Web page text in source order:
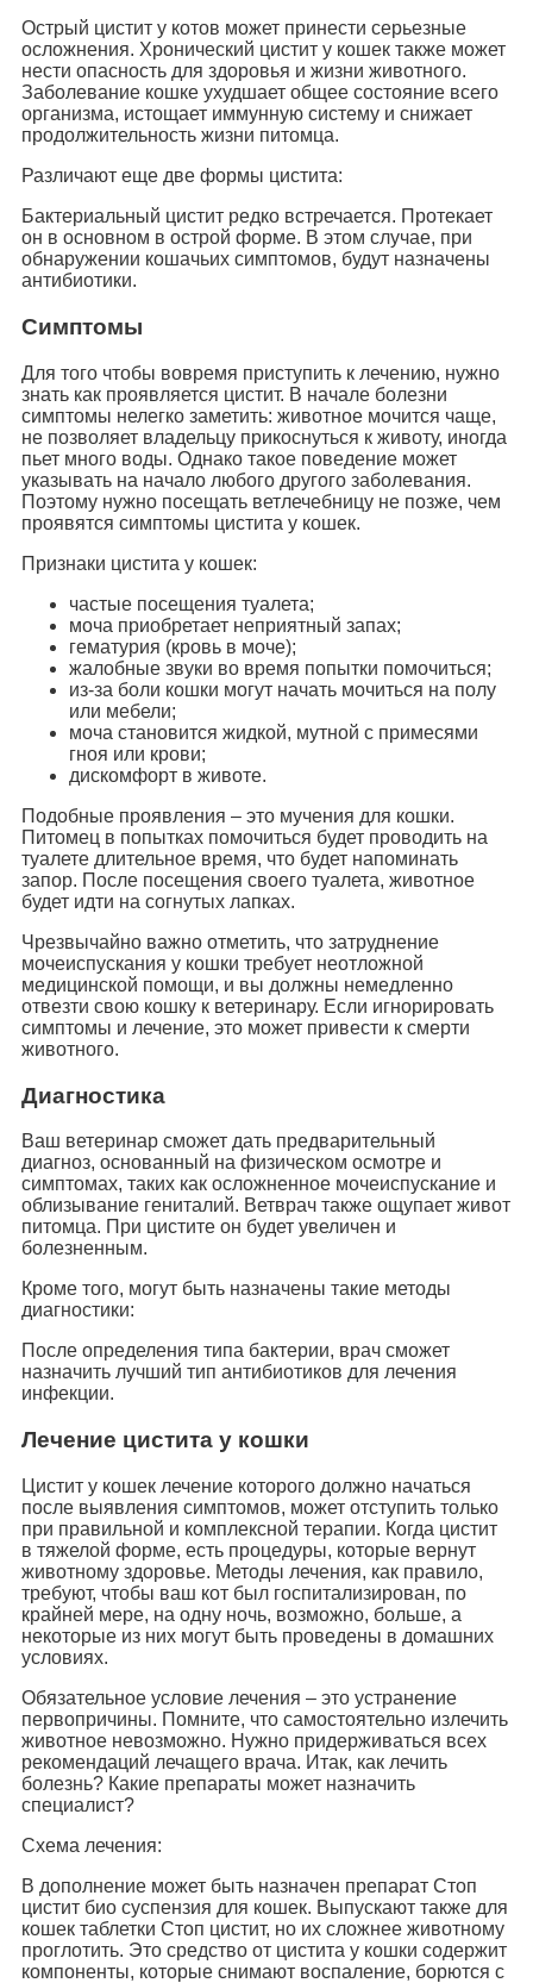
Острый цистит у котов может принести серьезные
осложнения. Хронический цистит у кошек также может
нести опасность для здоровья и жизни животного.
Заболевание кошке ухудшает общее состояние всего
организма, истощает иммунную систему и снижает
продолжительность жизни питомца.
Различают еще две формы цистита:
Бактериальный цистит редко встречается. Протекает
он в основном в острой форме. В этом случае, при
обнаружении кошачьих симптомов, будут назначены
антибиотики.
Симптомы
Для того чтобы вовремя приступить к лечению, нужно
знать как проявляется цистит. В начале болезни
симптомы нелегко заметить: животное мочится чаще,
не позволяет владельцу прикоснуться к животу, иногда
пьет много воды. Однако такое поведение может
указывать на начало любого другого заболевания.
Поэтому нужно посещать ветлечебницу не позже, чем
проявятся симптомы цистита у кошек.
Признаки цистита у кошек:
частые посещения туалета;
моча приобретает неприятный запах;
гематурия (кровь в моче);
жалобные звуки во время попытки помочиться;
из-за боли кошки могут начать мочиться на полу
или мебели;
моча становится жидкой, мутной с примесями
гноя или крови;
дискомфорт в животе.
Подобные проявления – это мучения для кошки.
Питомец в попытках помочиться будет проводить на
туалете длительное время, что будет напоминать
запор. После посещения своего туалета, животное
будет идти на согнутых лапках.
Чрезвычайно важно отметить, что затруднение
мочеиспускания у кошки требует неотложной
медицинской помощи, и вы должны немедленно
отвезти свою кошку к ветеринару. Если игнорировать
симптомы и лечение, это может привести к смерти
животного.
Диагностика
Ваш ветеринар сможет дать предварительный
диагноз, основанный на физическом осмотре и
симптомах, таких как осложненное мочеиспускание и
облизывание гениталий. Ветврач также ощупает живот
питомца. При цистите он будет увеличен и
болезненным.
Кроме того, могут быть назначены такие методы
диагностики:
После определения типа бактерии, врач сможет
назначить лучший тип антибиотиков для лечения
инфекции.
Лечение цистита у кошки
Цистит у кошек лечение которого должно начаться
после выявления симптомов, может отступить только
при правильной и комплексной терапии. Когда цистит
в тяжелой форме, есть процедуры, которые вернут
животному здоровье. Методы лечения, как правило,
требуют, чтобы ваш кот был госпитализирован, по
крайней мере, на одну ночь, возможно, больше, а
некоторые из них могут быть проведены в домашних
условиях.
Обязательное условие лечения – это устранение
первопричины. Помните, что самостоятельно излечить
животное невозможно. Нужно придерживаться всех
рекомендаций лечащего врача. Итак, как лечить
болезнь? Какие препараты может назначить
специалист?
Схема лечения:
В дополнение может быть назначен препарат Стоп
цистит био суспензия для кошек. Выпускают также для
кошек таблетки Стоп цистит, но их сложнее животному
проглотить. Это средство от цистита у кошки содержит
компоненты, которые снимают воспаление, борются с